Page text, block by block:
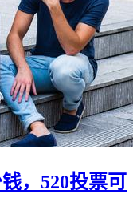
，520投票可